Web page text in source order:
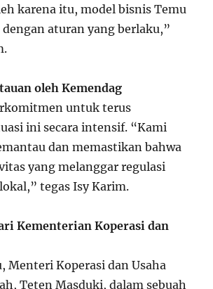
karena itu, model bisnis Temu
aturan yang berlaku,”
oleh Kemendag
untuk terus
ini secara intensif. “Kami
dan memastikan bahwa
yang melanggar regulasi
tegas Isy Karim.
Kementerian Koperasi dan
Menteri Koperasi dan Usaha
Teten Masduki, dalam sebuah